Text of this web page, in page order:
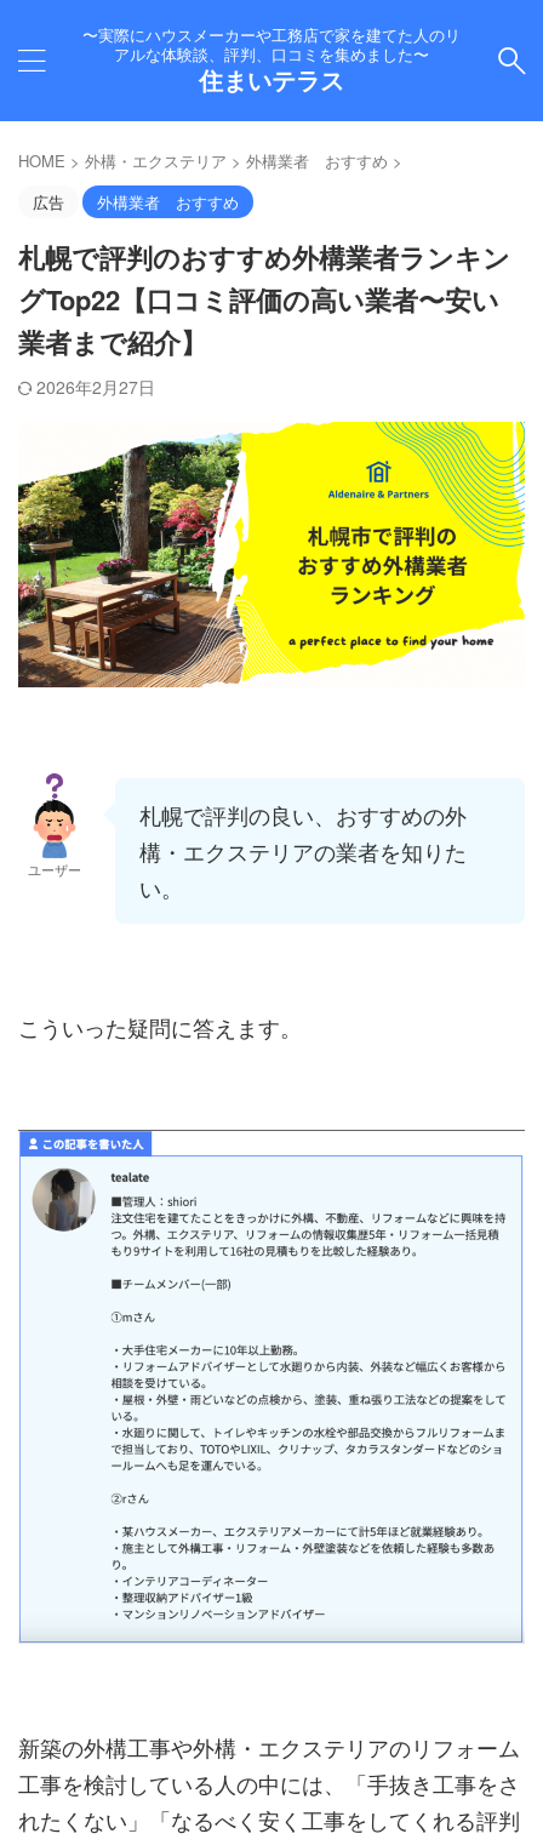
〜実際にハウスメーカーや工務店で家を建てた人のリ
アルな体験談、評判、口コミを集めました〜
住まいテラス
HOME > 外構・エクステリア > 外構業者 おすすめ >
広告
外構業者 おすすめ
札幌で評判のおすすめ外構業者ランキン
グTop22【口コミ評価の高い業者〜安い
業者まで紹介】
2026年2月27日
ユーザー
札幌で評判の良い、おすすめの外
構・エクステリアの業者を知りた
い。
こういった疑問に答えます。
新築の外構工事や外構・エクステリアのリフォーム
工事を検討している人の中には、「手抜き工事をさ
れたくない」「なるべく安く工事をしてくれる評判